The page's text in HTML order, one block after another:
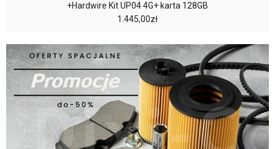
+Hardwire Kit UP04 4G+ karta 128GB
1.445,00zł